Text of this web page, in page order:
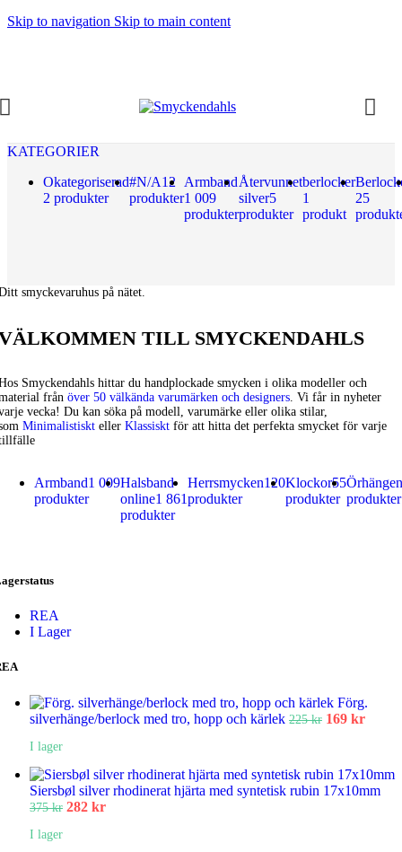
Skip to navigation Skip to main content
KATEGORIER
Okategoriserad
2 produkter
#N/A12
produkter
Armband
1 009
produkter
Återvunnet
silver5
produkter
berlocker
1
produkt
25
smyckevaruhus på nätet.
TILL SMYCKENDAHLS
Smyckendahls hittar du handplockade smycken i olika modeller och
från över 50 välkända varumärken och designers . Vi får in nyheter
vecka! Du kan söka på modell, varumärke eller olika stilar,
Minimalistiskt eller Klassiskt för att hitta det perfekta smycket för varje
Armband1 009
produkter
Halsband
online1 861
produkter
Herrsmycken120
produkter
Klockor55
produkter
Örhängen
produkter
REA
I Lager
Förg.
silverhänge/berlock med tro, hopp och kärlek 225kr Det
var:
225 kr.
169 krDet
är:
169
I lager
Siersbøl silver rhodinerat hjärta med syntetisk rubin 17x10mm
375kr Det
282 krDet
I lager